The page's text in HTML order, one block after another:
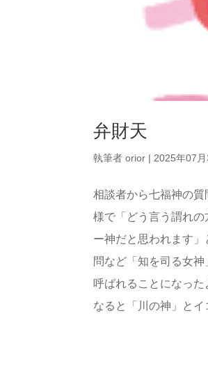
弁財天
執筆者orior | 2025年07月
相談者から七福神の
様で「どう言う謂れ
ー神だと思われます
問など「知を司る女
呼ばれることになっ
なると「川の神」と